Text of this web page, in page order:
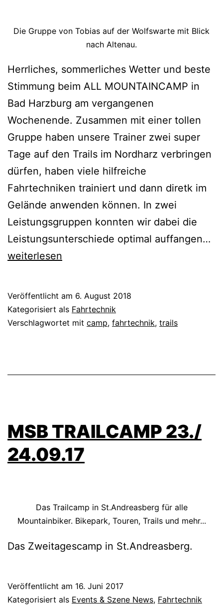
Die Gruppe von Tobias auf der Wolfswarte mit Blick
nach Altenau.
Herrliches, sommerliches Wetter und beste
Stimmung beim ALL MOUNTAINCAMP in
Bad Harzburg am vergangenen
Wochenende. Zusammen mit einer tollen
Gruppe haben unsere Trainer zwei super
Tage auf den Trails im Nordharz verbringen
dürfen, haben viele hilfreiche
Fahrtechniken trainiert und dann diretk im
Gelände anwenden können. In zwei
Leistungsgruppen konnten wir dabei die
Leistungsunterschiede optimal auffangen…
weiterlesen
Veröffentlicht am 6. August 2018
Kategorisiert als Fahrtechnik
Verschlagwortet mit camp, fahrtechnik, trails
MSB TRAILCAMP 23./
24.09.17
Das Trailcamp in St.Andreasberg für alle
Mountainbiker. Bikepark, Touren, Trails und mehr...
Das Zweitagescamp in St.Andreasberg.
Veröffentlicht am 16. Juni 2017
Kategorisiert als Events & Szene News, Fahrtechnik